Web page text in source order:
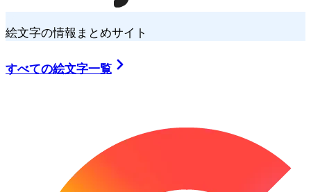
絵文字の情報まとめサイト
すべての絵文字一覧